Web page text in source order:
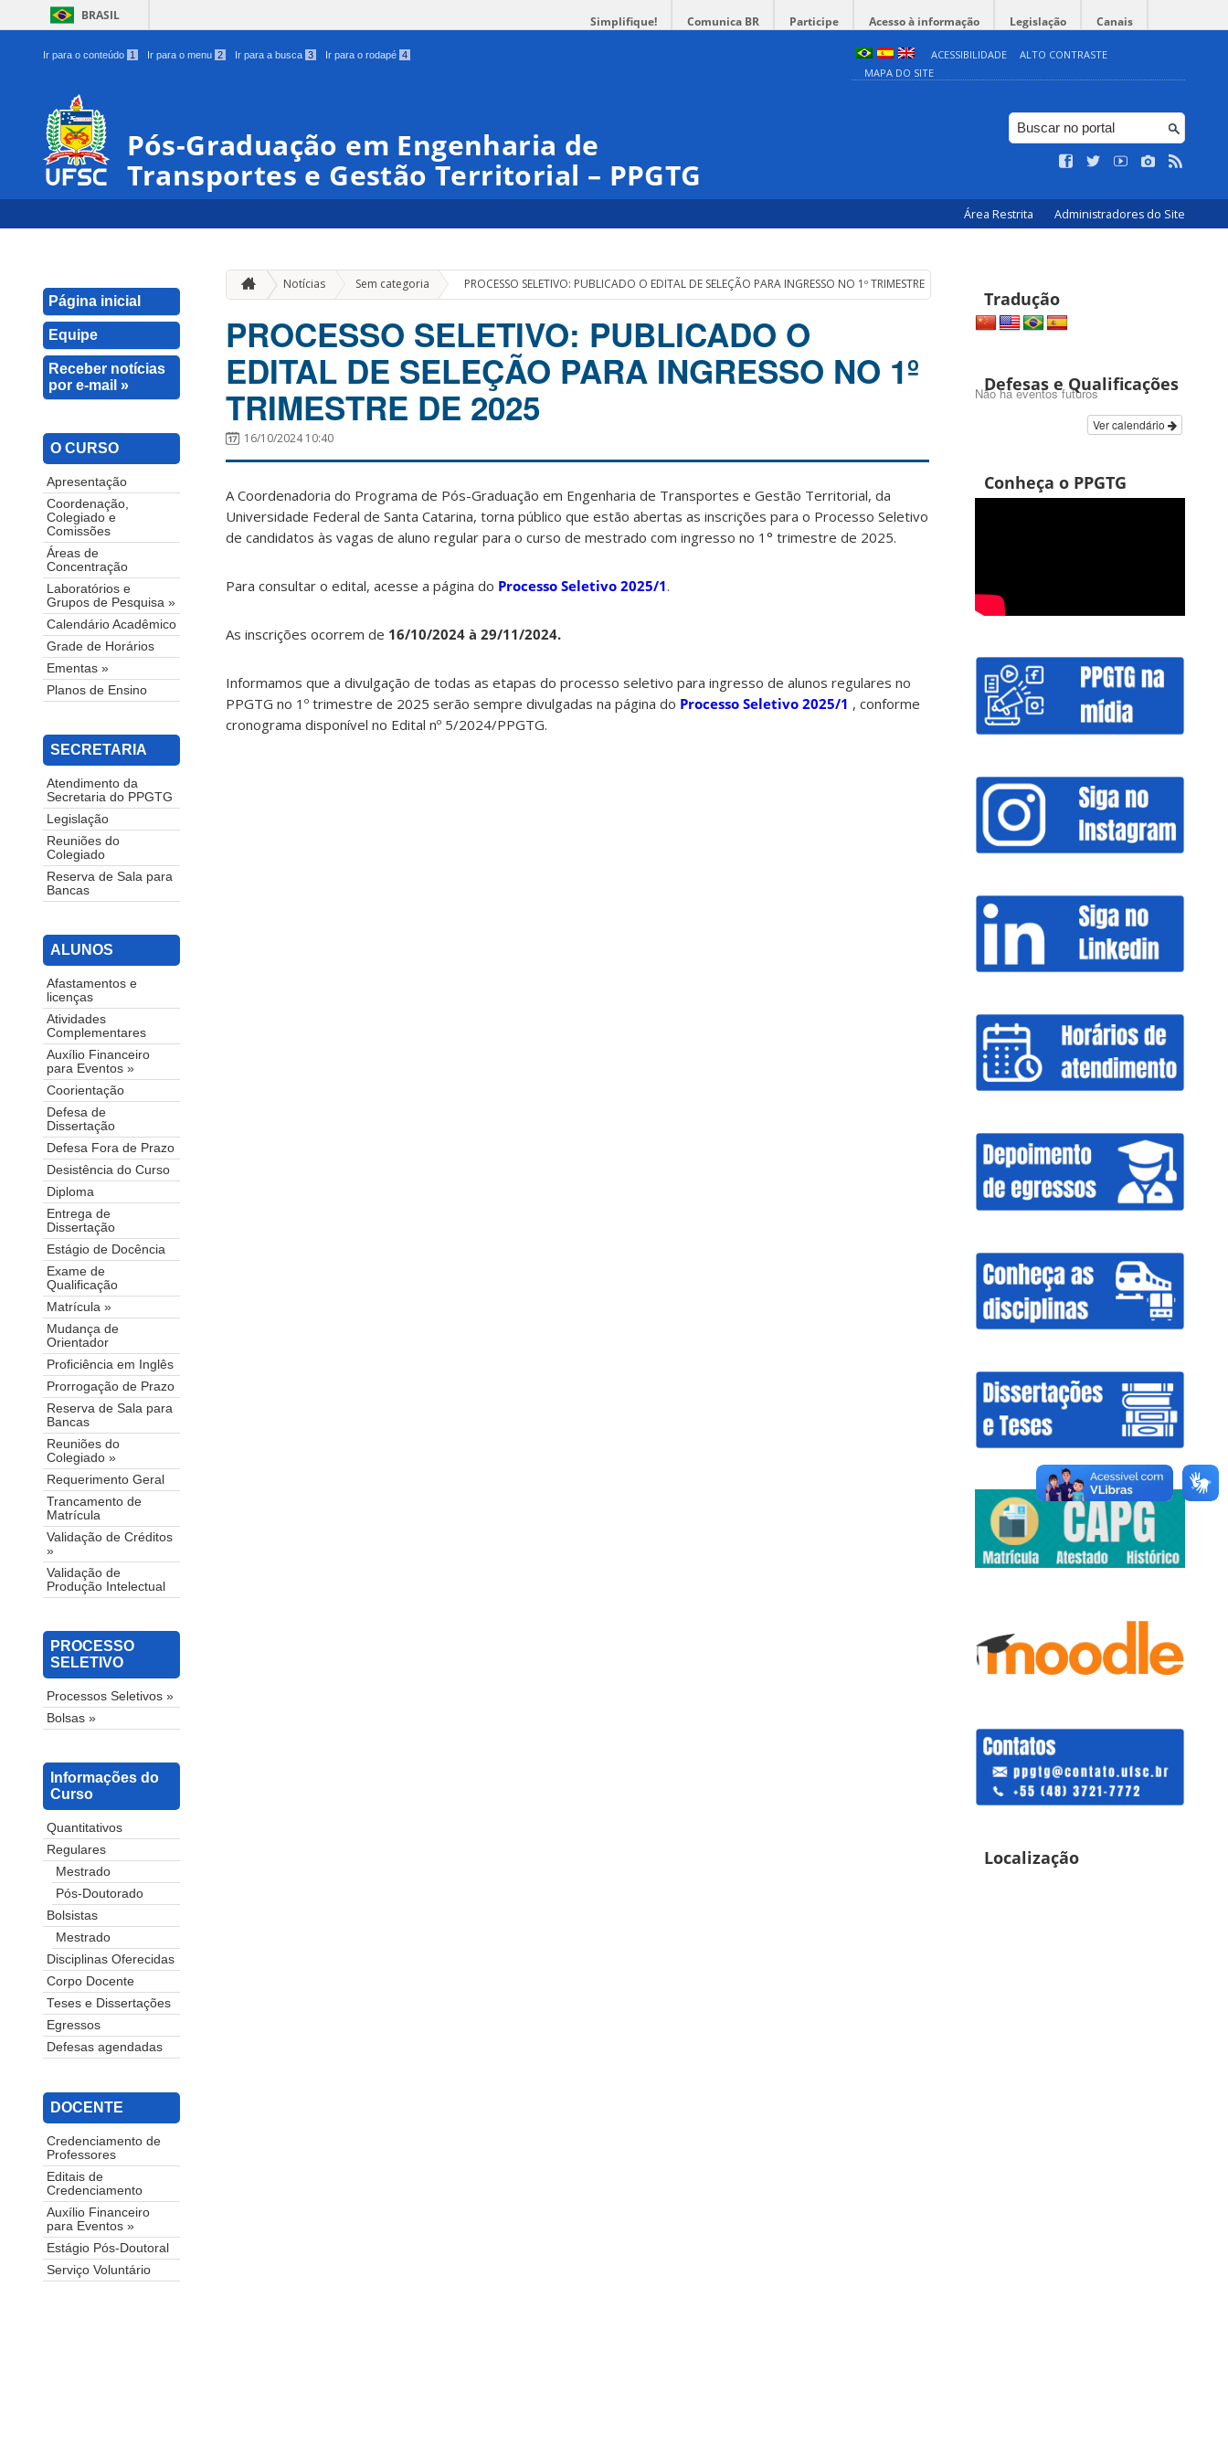
BRASIL Simplifique! Comunica BR Participe Acesso à informação Legislação Canais
Ir para o conteúdo 1 Ir para o menu 2 Ir para a busca 3 Ir para o rodapé 4 ACESSIBILIDADE
ALTO CONTRASTE
MAPA DO SITE
Pós-Graduação em Engenharia de
Transportes e Gestão Territorial – PPGTG
Área Restrita Administradores do Site
Página inicial
Equipe
Receber notícias
por e-mail »
O CURSO
Apresentação
Coordenação,
Colegiado e
Comissões
Áreas de
Concentração
Laboratórios e
Grupos de Pesquisa »
Calendário Acadêmico
Grade de Horários
Ementas »
Planos de Ensino
SECRETARIA
Atendimento da
Secretaria do PPGTG
Legislação
Reuniões do
Colegiado
Reserva de Sala para
Bancas
ALUNOS
Afastamentos e
licenças
Atividades
Complementares
Auxílio Financeiro
para Eventos »
Coorientação
Defesa de
Dissertação
Defesa Fora de Prazo
Desistência do Curso
Diploma
Entrega de
Dissertação
Estágio de Docência
Exame de
Qualificação
Matrícula »
Mudança de
Orientador
Proficiência em Inglês
Prorrogação de Prazo
Reserva de Sala para
Bancas
Reuniões do
Colegiado »
Requerimento Geral
Trancamento de
Matrícula
Validação de Créditos
»
Validação de
Produção Intelectual
PROCESSO
SELETIVO
Processos Seletivos »
Bolsas »
Informações do
Curso
Quantitativos
Regulares
Mestrado
Pós-Doutorado
Bolsistas
Mestrado
Disciplinas Oferecidas
Corpo Docente
Teses e Dissertações
Egressos
Defesas agendadas
DOCENTE
Credenciamento de
Professores
Editais de
Credenciamento
Auxílio Financeiro
para Eventos »
Estágio Pós-Doutoral
Serviço Voluntário
Notícias Sem categoria » PROCESSO SELETIVO: PUBLICADO O EDITAL DE SELEÇÃO PARA INGRESSO NO 1º TRIMESTRE DE 2025
PROCESSO SELETIVO: PUBLICADO O
EDITAL DE SELEÇÃO PARA INGRESSO NO 1º
TRIMESTRE DE 2025
16/10/2024 10:40
A Coordenadoria do Programa de Pós-Graduação em Engenharia de Transportes e Gestão Territorial, da
Universidade Federal de Santa Catarina, torna público que estão abertas as inscrições para o Processo Seletivo
de candidatos às vagas de aluno regular para o curso de mestrado com ingresso no 1° trimestre de 2025.
Para consultar o edital, acesse a página do Processo Seletivo 2025/1.
As inscrições ocorrem de 16/10/2024 à 29/11/2024.
Informamos que a divulgação de todas as etapas do processo seletivo para ingresso de alunos regulares no
PPGTG no 1º trimestre de 2025 serão sempre divulgadas na página do Processo Seletivo 2025/1 , conforme
cronograma disponível no Edital nº 5/2024/PPGTG.
Tradução
Defesas e Qualificações
Não há eventos futuros
Ver calendário
Conheça o PPGTG
Localização